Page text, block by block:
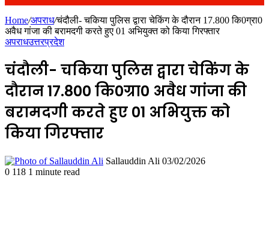
Home/अपराध/चंदौली- चकिया पुलिस द्वारा चेकिंग के दौरान 17.800 कि0ग्रा0
अवैध गांजा की बरामदगी करते हुए 01 अभियुक्त को किया गिरफ्तार
अपराधउत्तरप्रदेश
चंदौली- चकिया पुलिस द्वारा चेकिंग के
दौरान 17.800 कि0ग्रा0 अवैध गांजा की
बरामदगी करते हुए 01 अभियुक्त को
किया गिरफ्तार
Sallauddin Ali Send
03/02/2026
0 118 1 minute read